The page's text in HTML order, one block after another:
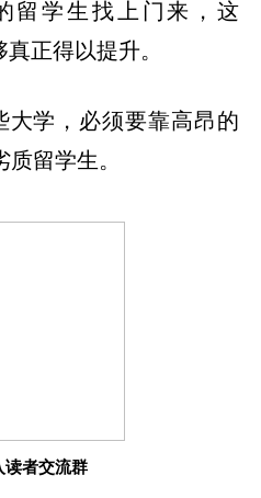
留学生找上门来，这
正得以提升。
大学，必须要靠高昂的
留学生。
读者交流群